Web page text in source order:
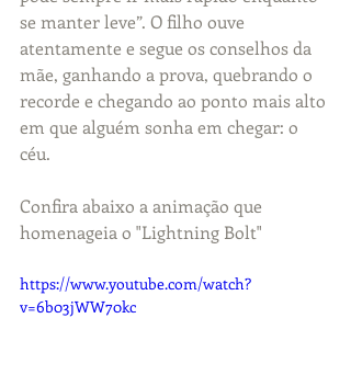
se manter leve”. O filho ouve
atentamente e segue os conselhos da
mãe, ganhando a prova, quebrando o
recorde e chegando ao ponto mais alto
em que alguém sonha em chegar: o
céu.
Confira abaixo a animação que
homenageia o "Lightning Bolt"
https://www.youtube.com/watch?
v=6b03jWW70kc